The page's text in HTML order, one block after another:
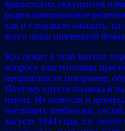
фашистских оккупантов
разрекламированное
как и следовало ожидать, из-
всего лишь никчемной
Кто лежит в этой могиле
вопросу властителями
неприятности (например,
Поэтому спустя полвека в
имена. Не помогли и
погибших зембинцев,
августе 1944 года, т.е.